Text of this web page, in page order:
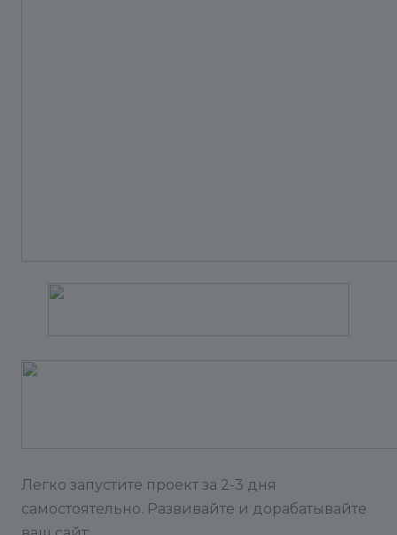
Легко запустите проект за 2-3 дня
самостоятельно. Развивайте и дорабатывайте